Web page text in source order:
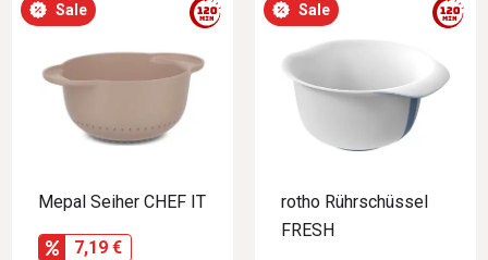
Sale
Mepal Seiher CHEF IT
7,19 €
Sale
rotho Rührschüssel
FRESH